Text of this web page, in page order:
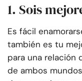
1. Sois
Es fácil
también es tu
para una relación
de ambos